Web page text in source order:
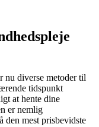
nu diverse metoder til
tidspunkt
at hente dine
er nemlig
mest prisbevidste